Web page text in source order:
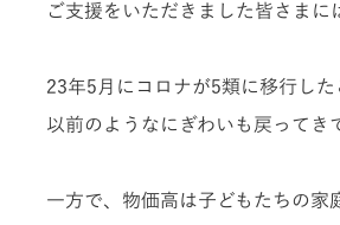
ご支援をいただきました皆さまに
23年5月にコロナが5類に移行し
以前のようなにぎわいも戻ってき
一方で、物価高は子どもたちの家